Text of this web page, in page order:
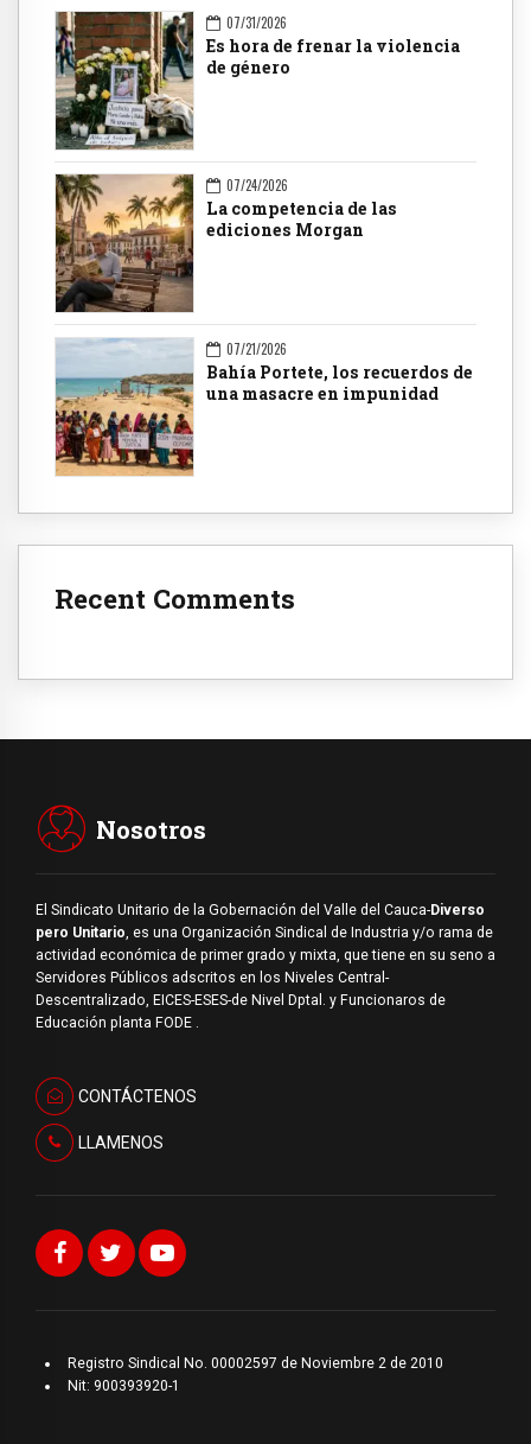
07/31/2026
Es hora de frenar la violencia
de género
07/24/2026
La competencia de las
ediciones Morgan
07/21/2026
Bahía Portete, los recuerdos de
una masacre en impunidad
Recent Comments
Nosotros
El Sindicato Unitario de la Gobernación del Valle del Cauca-Diverso
pero Unitario, es una Organización Sindical de Industria y/o rama de
actividad económica de primer grado y mixta, que tiene en su seno a
Servidores Públicos adscritos en los Niveles Central-
Descentralizado, EICES-ESES-de Nivel Dptal. y Funcionaros de
Educación planta FODE .
CONTÁCTENOS
LLAMENOS
Registro Sindical No. 00002597 de Noviembre 2 de 2010
Nit: 900393920-1